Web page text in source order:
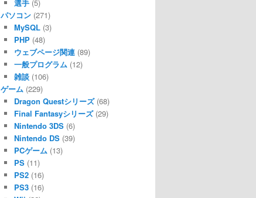
選手(5)
パソコン (271)
MySQL(3)
PHP(48)
ウェブページ関連(89)
一般プログラム (12)
雑談(106)
ゲーム (229)
Dragon Questシリーズ(68)
Final Fantasyシリーズ(29)
Nintendo 3DS(6)
Nintendo DS(39)
PCゲーム (13)
PS(11)
PS2(16)
PS3(16)